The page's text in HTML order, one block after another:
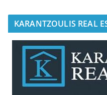
KARANTZOULIS REAL